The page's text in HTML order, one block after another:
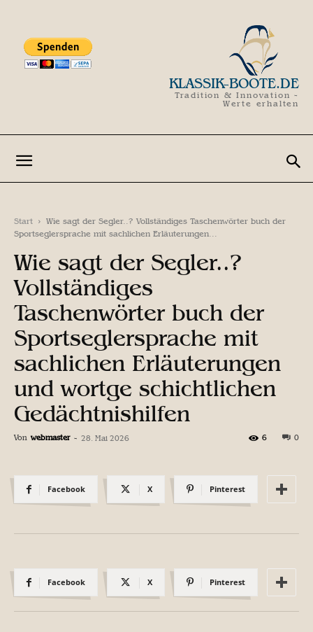
KLASSIK-BOOTE.DE
Tradition & Innovation -
Werte erhalten
Start
Wie sagt der Segler..? Vollständiges Taschenwörter buch der
Sportseglersprache mit sachlichen Erläuterungen...
Wie sagt der Segler..?
Vollständiges
Taschenwörter buch der
Sportseglersprache mit
sachlichen Erläuterungen
und wortge schichtlichen
Gedächtnishilfen
Von webmaster - 28. Mai 2026 0
6
Facebook X Pinterest
Facebook X Pinterest